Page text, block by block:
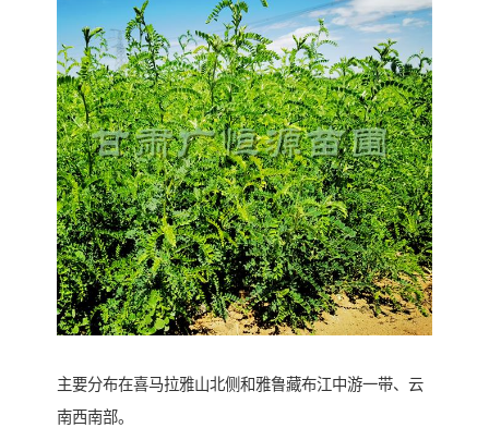
主要分布在喜马拉雅山北侧和雅鲁藏布江中游一带、云
南西南部。